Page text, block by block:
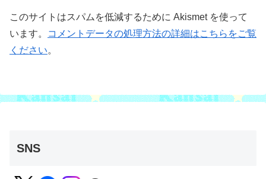
このサイトはスパムを低減するために Akismet を使って
います。
コメントデータの処理方法の詳細はこちらをご覧
ください。
SNS